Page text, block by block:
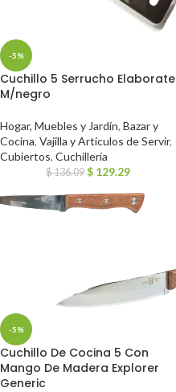
-5%
Cuchillo 5 Serrucho Elaborate
M/negro
Hogar, Muebles y Jardín, Bazar y
Cocina, Vajilla y Artículos de Servir,
Cubiertos, Cuchillería
$136.09 $ 129.29
-5%
Cuchillo De Cocina 5 Con
Mango De Madera Explorer
Generic